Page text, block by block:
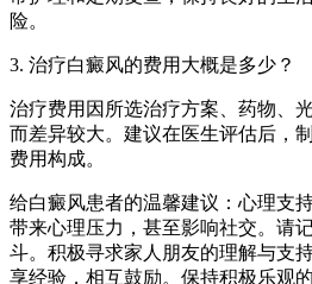
险。
3. 治疗白癜风的费用大概是多少？
治疗费用因所选治疗方案、药物、
而差异较大。建议在医生评估后，
费用构成。
给白癜风患者的温馨建议：心理支
带来心理压力，甚至影响社交。请
斗。积极寻求家人朋友的理解与支
享经验，相互鼓励。保持积极乐观